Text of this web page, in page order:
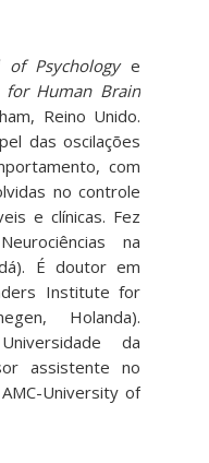
of Psychologye
for Human Brain
Reino Unido.
das oscilações
com
no controle
e clínicas. Fez
na
É doutor em
Institute for
Holanda).
da
assistente no
University of